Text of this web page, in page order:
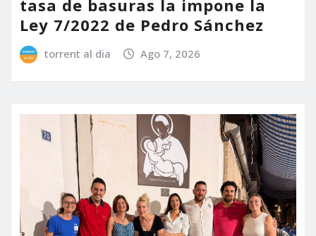
tasa de basuras la impone la
Ley 7/2022 de Pedro Sánchez
torrent al dia Ago 7, 2026